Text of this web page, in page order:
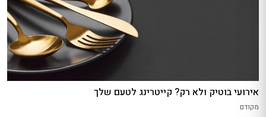
אירועי בוטיק ולא רק? קייטרינג לטעם שלך
מקודם